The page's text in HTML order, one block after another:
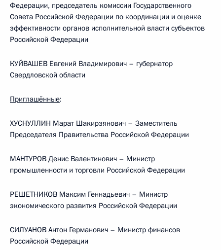
Федерации, председатель комиссии Государственного
Совета Российской Федерации по координации и оценке
эффективности органов исполнительной власти субъектов
Российской Федерации
КУЙВАШЕВ Евгений Владимирович – губернатор
Свердловской области
Приглашённые:
ХУСНУЛЛИН Марат Шакирзянович – Заместитель
Председателя Правительства Российской Федерации
МАНТУРОВ Денис Валентинович – Министр
промышленности и торговли Российской Федерации
РЕШЕТНИКОВ Максим Геннадьевич – Министр
экономического развития Российской Федерации
СИЛУАНОВ Антон Германович – Министр финансов
Российской Федерации